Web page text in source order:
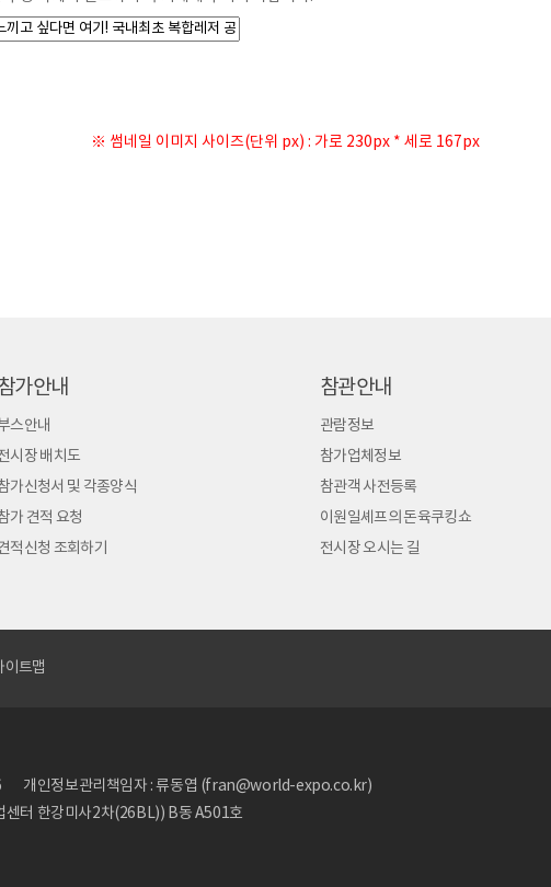
※ 썸네일 이미지 사이즈(단위 px) : 가로 230px * 세로 167px
가안내
스안내
시장 배치도
가신청서 및 각종양식
가 견적 요청
적신청 조회하기
참관안내
관람정보
참가업체정보
참관객 사전등록
이원일셰프의 돈육쿠킹쇼
전시장 오시는 길
이트맵
개인정보관리책임자 : 류동엽 (fran@world-expo.co.kr)
센터 한강미사2차(26BL)) B동 A501호